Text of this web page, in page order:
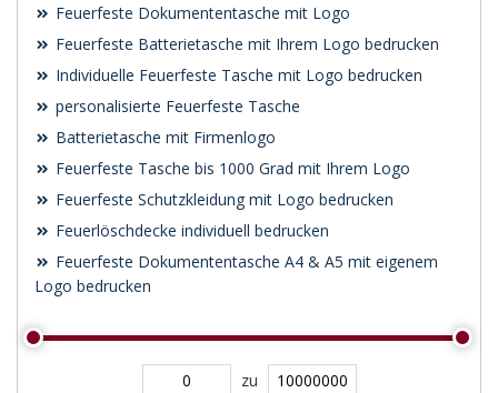
Feuerfeste Dokumententasche mit Logo
Feuerfeste Batterietasche mit Ihrem Logo bedrucken
Individuelle Feuerfeste Tasche mit Logo bedrucken
personalisierte Feuerfeste Tasche
Batterietasche mit Firmenlogo
Feuerfeste Tasche bis 1000 Grad mit Ihrem Logo
Feuerfeste Schutzkleidung mit Logo bedrucken
Feuerlöschdecke individuell bedrucken
Feuerfeste Dokumententasche A4 & A5 mit eigenem
Logo bedrucken
zu